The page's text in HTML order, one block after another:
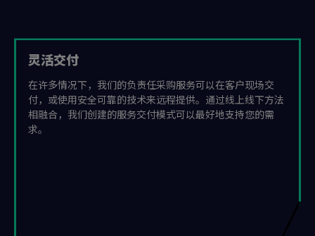
灵活交付
在许多情况下，我们的负责任采购服务可以在客户现场交
付，或使用安全可靠的技术来远程提供。通过线上线下方法
相融合，我们创建的服务交付模式可以最好地支持您的需
求。